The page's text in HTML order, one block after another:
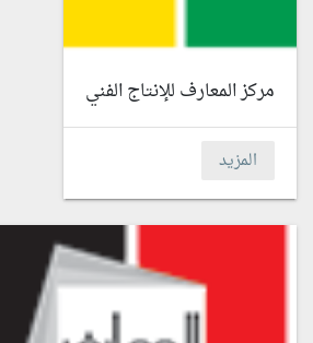
مركز المعارف للإنتاج الفني
المزيد